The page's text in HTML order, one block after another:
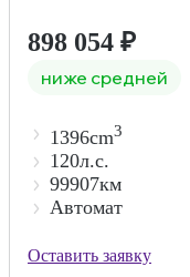
898 054 ₽
ниже средней
1396cm3
120л.с.
99907км
Автомат
Оставить заявку